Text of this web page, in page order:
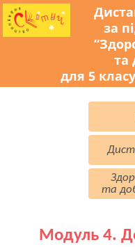
за
та
для 5
та
Модуль 4.